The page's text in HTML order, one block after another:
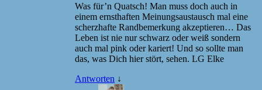
Was für’n Quatsch! Man muss doch auch in
einem ernsthaften Meinungsaustausch mal eine
scherzhafte Randbemerkung akzeptieren… Das
Leben ist nie nur schwarz oder weiß sondern
auch mal pink oder kariert! Und so sollte man
das, was Dich hier stört, sehen. LG Elke
Antworten ↓